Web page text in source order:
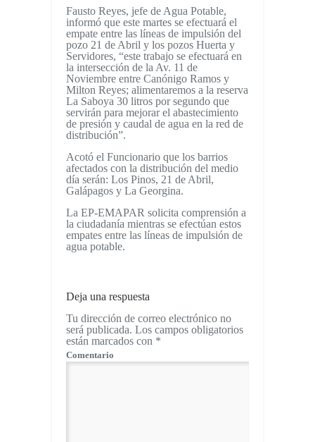
Fausto Reyes, jefe de Agua Potable,
informó que este martes se efectuará el
empate entre las líneas de impulsión del
pozo 21 de Abril y los pozos Huerta y
Servidores, “este trabajo se efectuará en
la intersección de la Av. 11 de
Noviembre entre Canónigo Ramos y
Milton Reyes; alimentaremos a la reserva
La Saboya 30 litros por segundo que
servirán para mejorar el abastecimiento
de presión y caudal de agua en la red de
distribución”.
Acotó el Funcionario que los barrios
afectados con la distribución del medio
día serán: Los Pinos, 21 de Abril,
Galápagos y La Georgina.
La EP-EMAPAR solicita comprensión a
la ciudadanía mientras se efectúan estos
empates entre las líneas de impulsión de
agua potable.
Deja una respuesta
Tu dirección de correo electrónico no
será publicada. Los campos obligatorios
están marcados con *
Comentario